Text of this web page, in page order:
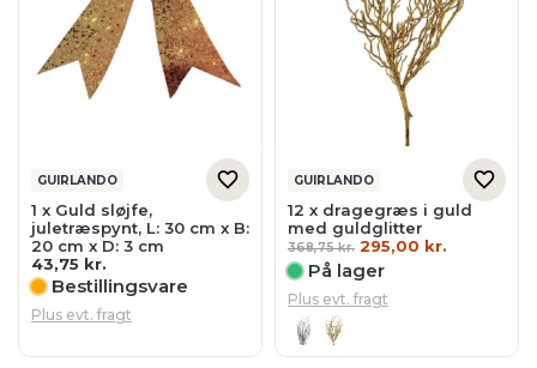
GUIRLANDO
1 x Guld sløjfe,
juletræspynt, L: 30 cm x B:
20 cm x D: 3 cm
43,75 kr.
Bestillingsvare
Plus evt. fragt
GUIRLANDO
12 x dragegræs i guld
med guldglitter
368,75kr. Den
pris
var:
368,75 kr..
295,00 kr.
På lager
Plus evt. fragt